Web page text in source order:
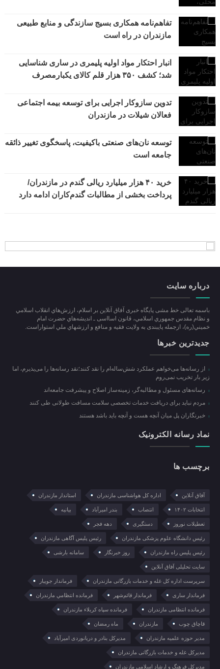
تفاهم‌نامه همکاری بسیج سازندگی و منابع طبیعی
مازندران در راه است
انبار احتکار مواد اولیه پلیمری در ساری شناسایی
شد؛ کشف ۳۵۰ هزار قلم کالای یکبارمصرف
تدوین سازوکار اجرایی برای توسعه بیمه اجتماعی
فعالان شیلات در مازندران
توسعه نان‌های صنعتی باکیفیت، پاسخگوی تغییر ذائقه
جامعه است
خرید ۴۰ هزار میلیارد ریالی گندم در مازندران/
پرداخت بخشی از مطالبات گندم‌کاران ادامه دارد
درباره سایت
باسمه تعالی خط مشی پایگاه خبری آفاق آنلاین بر اسلام، ارزش‌هاي انقلاب اسلامي
و نظام مقدس جمهوري اسلامي، قانون اسااسی ـ انديشه‌هاي حضرت امام
خميني(ره)، ازجمله پایبندی به ولايت فقيه و منافع و ارزشهاي ملي استواراست.
جدیدترین خبرها
از رسانه‌ها می‌خواهم عملکرد شش‌ساله‌ام را نقد کنند؛نقد رسانه‌ها را می‌پذیرم، اما
زیر بار تخریب نمی‌روم
رسانه‌های مسئول و مطالبه‌گر، زمینه‌ساز اصلاح و پیشرفت جامعه‌اند
مردم نباید برای دریافت خدمات تخصصی سلامت مسافت طولانی طی کنند
خبرنگاران پل میان آنچه هست و آنچه باید باشد هستند
نماد رسانه الکترونیک
برچسب ها
آفاق آنلاین اداره کل هواشناسی مازندران استاندار مازندران
انتخابات ۱۴۰۲ انتصاب بندر امیرآباد بیانیه
تعطیلات نوروز دستگیری دهه فجر
رئیس دانشگاه علوم پزشکی مازندران رئیس پلیس آگاهی مازندران
رئیس پلیس راه مازندران روز خبرنگار سامانه بارشی
سایت تحلیلی آفاق آنلاین
سرپرست اداره کل غله و خدمات بازرگانی مازندران فرماندار جویبار
فرماندار ساری فرماندار قائم‌شهر فرمانده انتظامي مازندران
فرمانده انتظامی مازندران فرمانده سپاه کربلاء مازندران
قاچاق چوب مازندران ماه رمضان
مدیر حوزه علمیه مازندران مدیرکل بنادر و دریانوردی امیرآباد
مدیرکل غله و خدمات بازرگانی مازندران
مدیرکل فرهنگ و ارشاد اسلامی مازندران